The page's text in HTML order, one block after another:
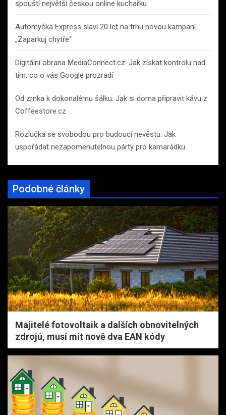
spouští největší českou online kuchařku
Automyčka Express slaví 20 let na trhu novou kampaní
„Zaparkuj chytře“
Digitální obrana MediaConnect.cz: Jak získat kontrolu nad
tím, co o vás Google prozradí
Od zrnka k dokonalému šálku: Jak si doma připravit kávu z
Coffeestore.cz
Rozlučka se svobodou pro budoucí nevěstu: Jak
uspořádat nezapomenutelnou párty pro kamarádku
Podobné články
Majitelé fotovoltaik a dalších obnovitelných
zdrojů, musí mít nově dva EAN kódy